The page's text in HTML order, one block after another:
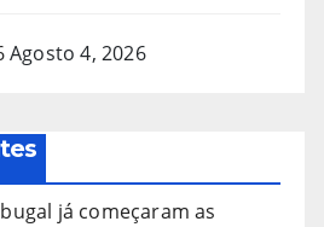
Agosto 4, 2026
já começaram as